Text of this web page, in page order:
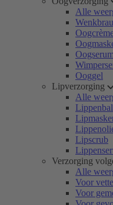
Alle
Oogserum
Ooggel
Lipverzorging
Alle
Lipscrub
Verzorging
Alle
Voor
Voor